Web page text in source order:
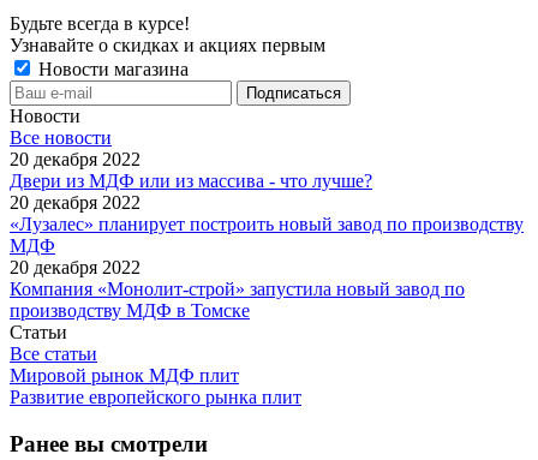
Будьте всегда в курсе!
Узнавайте о скидках и акциях первым
Новости магазина
Новости
Все новости
20 декабря 2022
Двери из МДФ или из массива - что лучше?
20 декабря 2022
«Лузалес» планирует построить новый завод по производству
МДФ
20 декабря 2022
Компания «Монолит-строй» запустила новый завод по
производству МДФ в Томске
Статьи
Все статьи
Мировой рынок МДФ плит
Развитие европейского рынка плит
Ранее вы смотрели